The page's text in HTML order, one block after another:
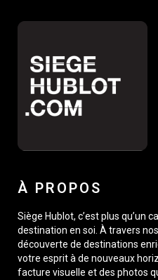
À PROPOS
Siège Hublot, c’est plus qu’un
destination en soi. À travers
découverte de destinations
votre esprit à de nouveaux
facture visuelle et des photos